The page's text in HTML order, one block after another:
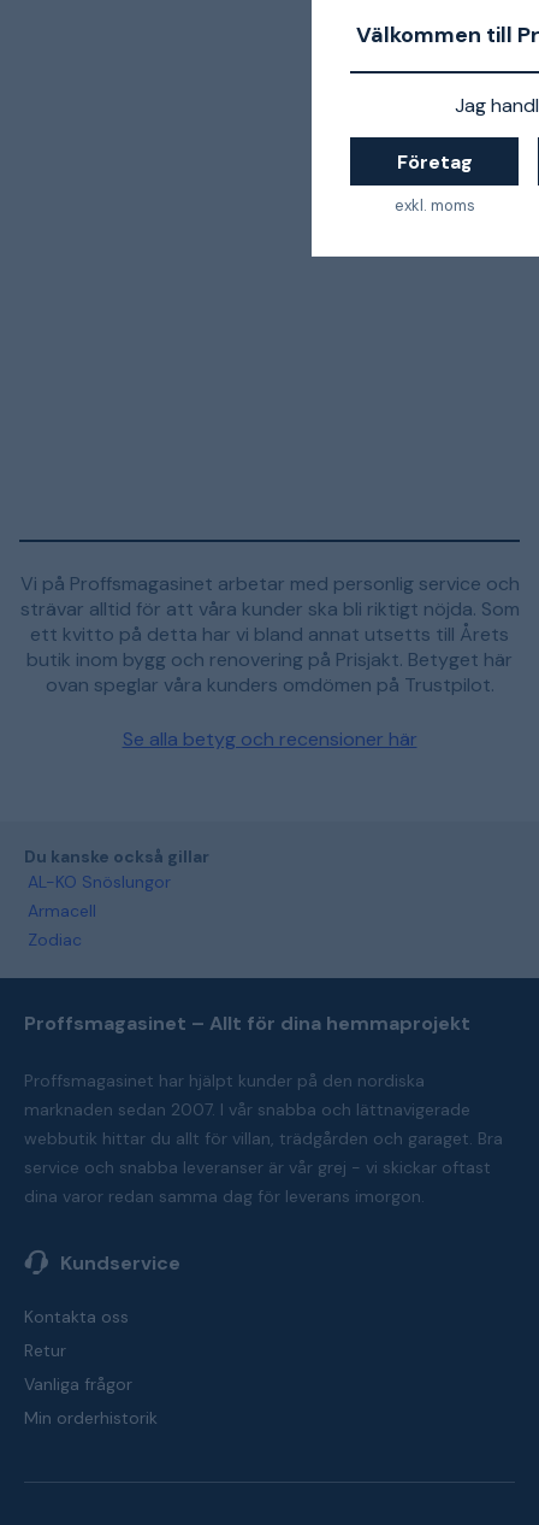
Välkommen till
Jag
Företag
exkl. moms
Vi på Proffsmagasinet arbetar med personlig service och
strävar alltid för att våra kunder ska bli riktigt nöjda. Som
ett kvitto på detta har vi bland annat utsetts till Årets
butik inom bygg och renovering på Prisjakt. Betyget här
ovan speglar våra kunders omdömen på Trustpilot.
Se alla betyg och recensioner här
Du kanske också gillar
AL-KO Snöslungor
Armacell
Zodiac
Proffsmagasinet – Allt för dina hemmaprojekt
Proffsmagasinet har hjälpt kunder på den nordiska
marknaden sedan 2007. I vår snabba och lättnavigerade
webbutik hittar du allt för villan, trädgården och garaget. Bra
service och snabba leveranser är vår grej - vi skickar oftast
dina varor redan samma dag för leverans imorgon.
Kundservice
Kontakta oss
Retur
Vanliga frågor
Min orderhistorik